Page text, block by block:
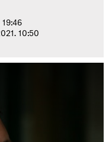
19:46
10:50